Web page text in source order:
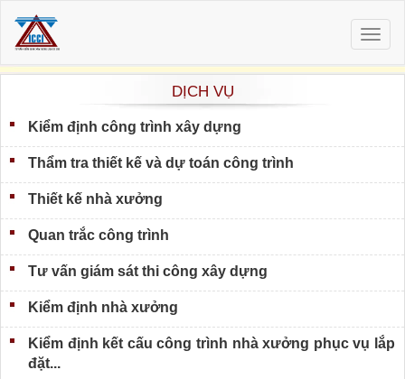
DỊCH VỤ
Kiểm định công trình xây dựng
Thẩm tra thiết kế và dự toán công trình
Thiết kế nhà xưởng
Quan trắc công trình
Tư vấn giám sát thi công xây dựng
Kiểm định nhà xưởng
Kiểm định kết cấu công trình nhà xưởng phục vụ lắp
đặt...